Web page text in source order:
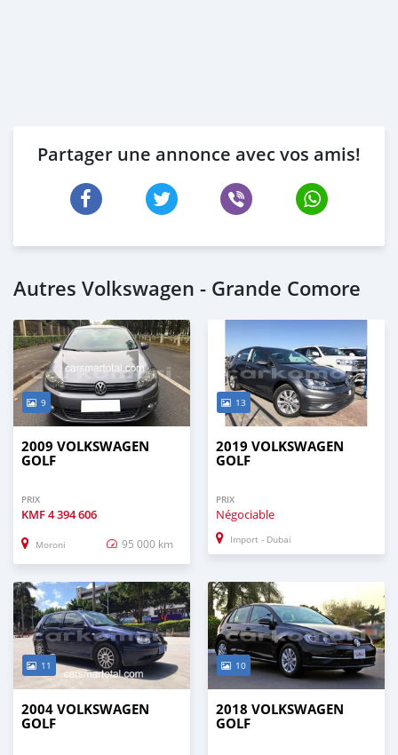
Partager une annonce avec vos amis!
Autres Volkswagen - Grande Comore
9
2009 VOLKSWAGEN
GOLF
PRIX
KMF4 394 606
Moroni 95 000 km
13
2019 VOLKSWAGEN
GOLF
PRIX
Négociable
Import - Dubai
11
2004 VOLKSWAGEN
GOLF
10
2018 VOLKSWAGEN
GOLF